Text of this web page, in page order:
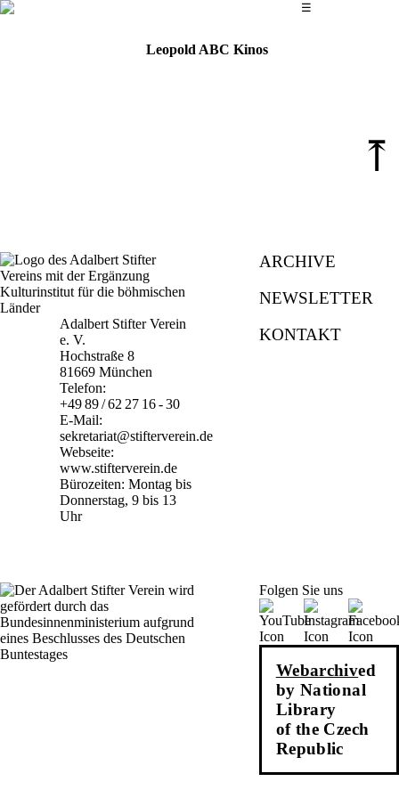
Das
☰
Leopold ABC Kinos
⤒
Adalbert Stifter Verein
e. V.
Hochstraße 8
81669 München
Telefon:
+49 89 / 62 27 16 - 30
E-Mail:
sekretariat@stifterverein.de
Webseite:
www.stifterverein.de
Bürozeiten: Montag bis
Donnerstag, 9 bis 13
Uhr
ARCHIVE
NEWSLETTER
KONTAKT
Folgen Sie uns
Webarchived
by National
Library
of the Czech
Republic